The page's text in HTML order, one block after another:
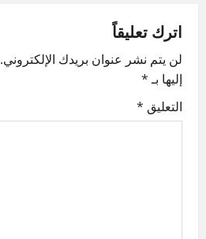
a
v
i
g
اترك تعليقاً
لن يتم نشر عنوان بريدك الإلكتروني.
إليها بـ*
التعليق *